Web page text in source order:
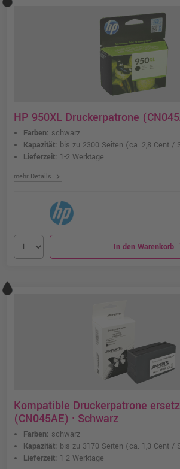
HP 950XL Druckerpatrone
Farben: schwarz
Kapazität: bis zu 2300 Seiten (ca. 2,8 Cent /
Lieferzeit: 1-2 Werktage
mehr Details chevron_right
In den Warenkorb
Kompatible Druckerpatrone
(CN045AE) · Schwarz
Farben: schwarz
Kapazität: bis zu 3170 Seiten (ca. 1,3 Cent /
Lieferzeit: 1-2 Werktage